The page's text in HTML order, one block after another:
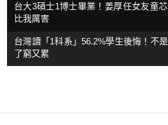
台大3碩士1博士畢業！姜厚任女友童
比我厲害
台灣讀「1科系」56.2%學生後悔！不
了窮又累